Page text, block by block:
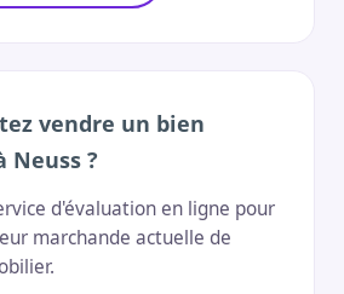
vendre un bien
?
d'évaluation en ligne pour
marchande actuelle de